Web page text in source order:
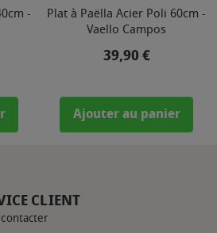
-
Plat à Paëlla Acier Poli 60cm -
Vaello Campos
Prix
39,90 €
Ajouter au panier
CLIENT